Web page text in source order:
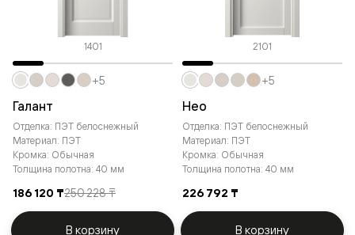
1401
Галант
Отделка: ПЭТ белоснежный
Материал: ПЭТ
Кромка: Обычная
Толщина полотна: 40 мм
186 120 ₸250 228 ₸
+5
В корзину
2101
Нео
Отделка: ПЭТ белоснежный
Материал: ПЭТ
Кромка: Обычная
Толщина полотна: 40 мм
226 792 ₸
+5
В корзину